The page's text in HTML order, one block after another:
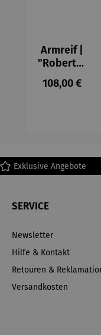
Armreif |
"Roberta"
– Anna
Mütz
Regulärer
108,00 €
Exklusive Angebote
SERVICE
Newsletter
Hilfe & Kontakt
Retouren &
Versandkosten